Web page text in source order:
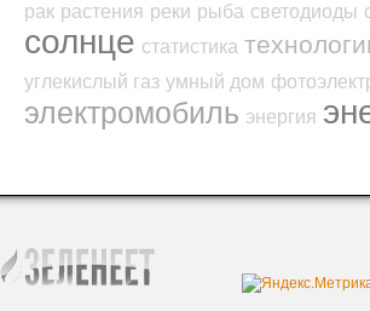
рак растения реки рыба светодиоды
солнце статистика
углекислый газ умный дом
электромобиль энергия